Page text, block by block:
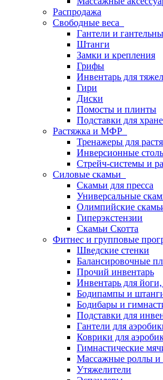
Распродажа
Свободные веса
Гантели и
Штанги
Замки и крепления
Грифы
Инвентарь для
Гири
Диски
Помосты и плинты
Подставки для
Растяжка и МФР
Тренажеры для
Инверсионные
Стрейч-системы и
Силовые скамьи
Скамьи для пресса
Универсальные
Олимпийские
Гиперэкстензии
Скамьи Скотта
Фитнес и групповые
Шведские стенки
Балансировочные
Прочий инвентарь
Инвентарь для
Бодипампы и
Бодибары и
Подставки для
Гантели для
Коврики для
Гимнастические
Массажные роллы и
Утяжелители